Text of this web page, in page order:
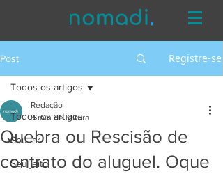
Post Registre-se
Todos os artigos
Seu lar
Seu jeito
Todos os artigos
Quebra ou Rescisão de
contrato do aluguel. Oque
Redação
3 min de leitura